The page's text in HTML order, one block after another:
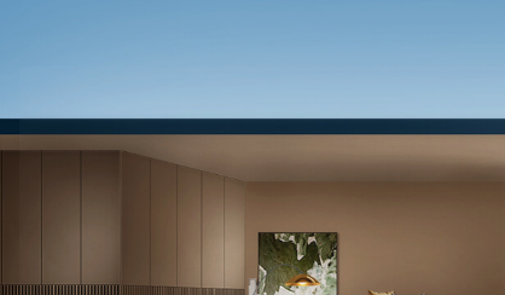
BOIS-QUEENS
PLUS DE MODE